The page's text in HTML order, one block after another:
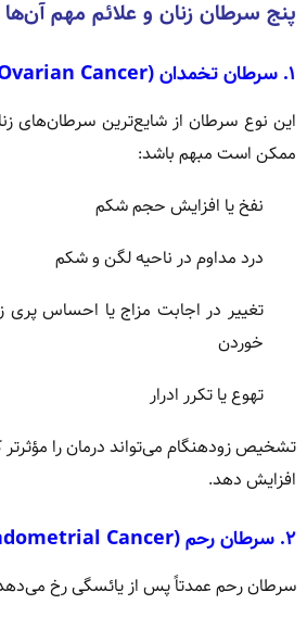
پنج سرطان زنان و علائم مهم آن‌ها
۱. سرطان تخمدان (Ovarian Cancer)
این نوع سرطان از شایع‌ترین سرطان‌های
ممکن است مبهم باشد:
نفخ یا افزایش حجم شکم
درد مداوم در ناحیه لگن و شکم
تغییر در اجابت مزاج یا احساس پری
خوردن
تهوع یا تکرر ادرار
تشخیص زودهنگام می‌تواند درمان را مؤثرتر
افزایش دهد.
۲. سرطان رحم (Womb/Endometrial Cancer)
سرطان رحم عمدتاً پس از یائسگی رخ می‌دهد